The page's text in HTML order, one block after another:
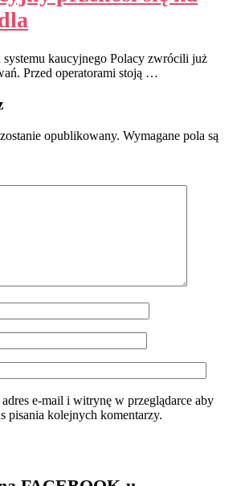
systemu kaucyjnego Polacy zwrócili już
Przed operatorami stoją …
opublikowany. Wymagane pola są
e-mail i witrynę w przeglądarce aby
pisania kolejnych komentarzy.